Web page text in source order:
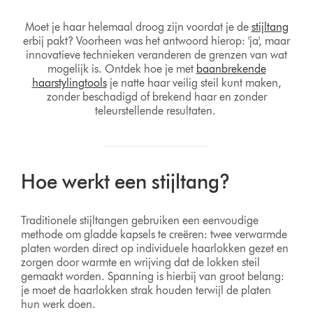
Moet je haar helemaal droog zijn voordat je de stijltang
erbij pakt? Voorheen was het antwoord hierop: 'ja', maar
innovatieve technieken veranderen de grenzen van wat
mogelijk is. Ontdek hoe je met baanbrekende
haarstylingtoolsje natte haar veilig steil kunt maken,
zonder beschadigd of brekend haar en zonder
teleurstellende resultaten.
Hoe werkt een stijltang?
Traditionele stijltangen gebruiken een eenvoudige
methode om gladde kapsels te creëren: twee verwarmde
platen worden direct op individuele haarlokken gezet en
zorgen door warmte en wrijving dat de lokken steil
gemaakt worden. Spanning is hierbij van groot belang:
je moet de haarlokken strak houden terwijl de platen
hun werk doen.